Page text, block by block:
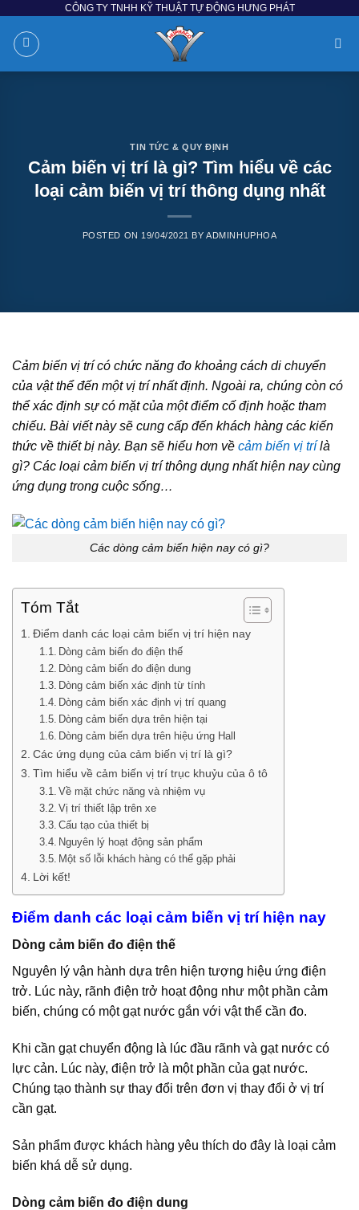
content
CÔNG TY TNHH KỸ THUẬT TỰ ĐỘNG HƯNG PHÁT
TIN TỨC & QUY ĐỊNH
Cảm biến vị trí là gì? Tìm hiểu về các
loại cảm biến vị trí thông dụng nhất
POSTED ON 19/04/2021 BYADMINHUPHOA
Cảm biến vị trí có chức năng đo khoảng cách di chuyển
của vật thể đến một vị trí nhất định. Ngoài ra, chúng còn có
thể xác định sự có mặt của một điểm cố định hoặc tham
chiếu. Bài viết này sẽ cung cấp đến khách hàng các kiến
thức về thiết bị này. Bạn sẽ hiểu hơn về cảm biến vị trílà
gì? Các loại cảm biến vị trí thông dụng nhất hiện nay cùng
ứng dụng trong cuộc sống…
Các dòng cảm biến hiện nay có gì?
Tóm Tắt
Điểm danh các loại cảm biến vị trí hiện nay
Dòng cảm biến đo điện thế
Dòng cảm biến đo điện dung
Dòng cảm biến xác định từ tính
Dòng cảm biến xác định vị trí quang
Dòng cảm biến dựa trên hiện tại
Dòng cảm biến dựa trên hiệu ứng Hall
Các ứng dụng của cảm biến vị trí là gì?
Tìm hiểu về cảm biến vị trí trục khuỷu của ô tô
Về mặt chức năng và nhiệm vụ
Vị trí thiết lập trên xe
Cấu tạo của thiết bị
Nguyên lý hoạt động sản phẩm
Một số lỗi khách hàng có thể gặp phải
Lời kết!
Điểm danh các loại cảm biến vị trí hiện nay
Dòng cảm biến đo điện thế
Nguyên lý vận hành dựa trên hiện tượng hiệu ứng điện
trở. Lúc này, rãnh điện trở hoạt động như một phần cảm
biến, chúng có một gạt nước gắn với vật thể cần đo.
Khi cần gạt chuyển động là lúc đầu rãnh và gạt nước có
lực cản. Lúc này, điện trở là một phần của gạt nước.
Chúng tạo thành sự thay đổi trên đơn vị thay đổi ở vị trí
cần gạt.
Sản phẩm được khách hàng yêu thích do đây là loại cảm
biến khá dễ sử dụng.
Dòng cảm biến đo điện dung